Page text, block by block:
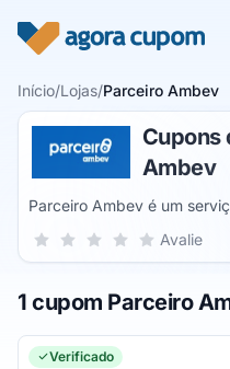
Início/Lojas/Parceiro Ambev
Cupons
Ambev
Parceiro Ambev é um
estabelecimentos podem
entrega dos produtos de
Sua nota para Parceiro
5 estrelas
4 estrelas
3 estrelas
2 estrelas
1 estrela Avalie
1 cupom Parceiro
Verificado